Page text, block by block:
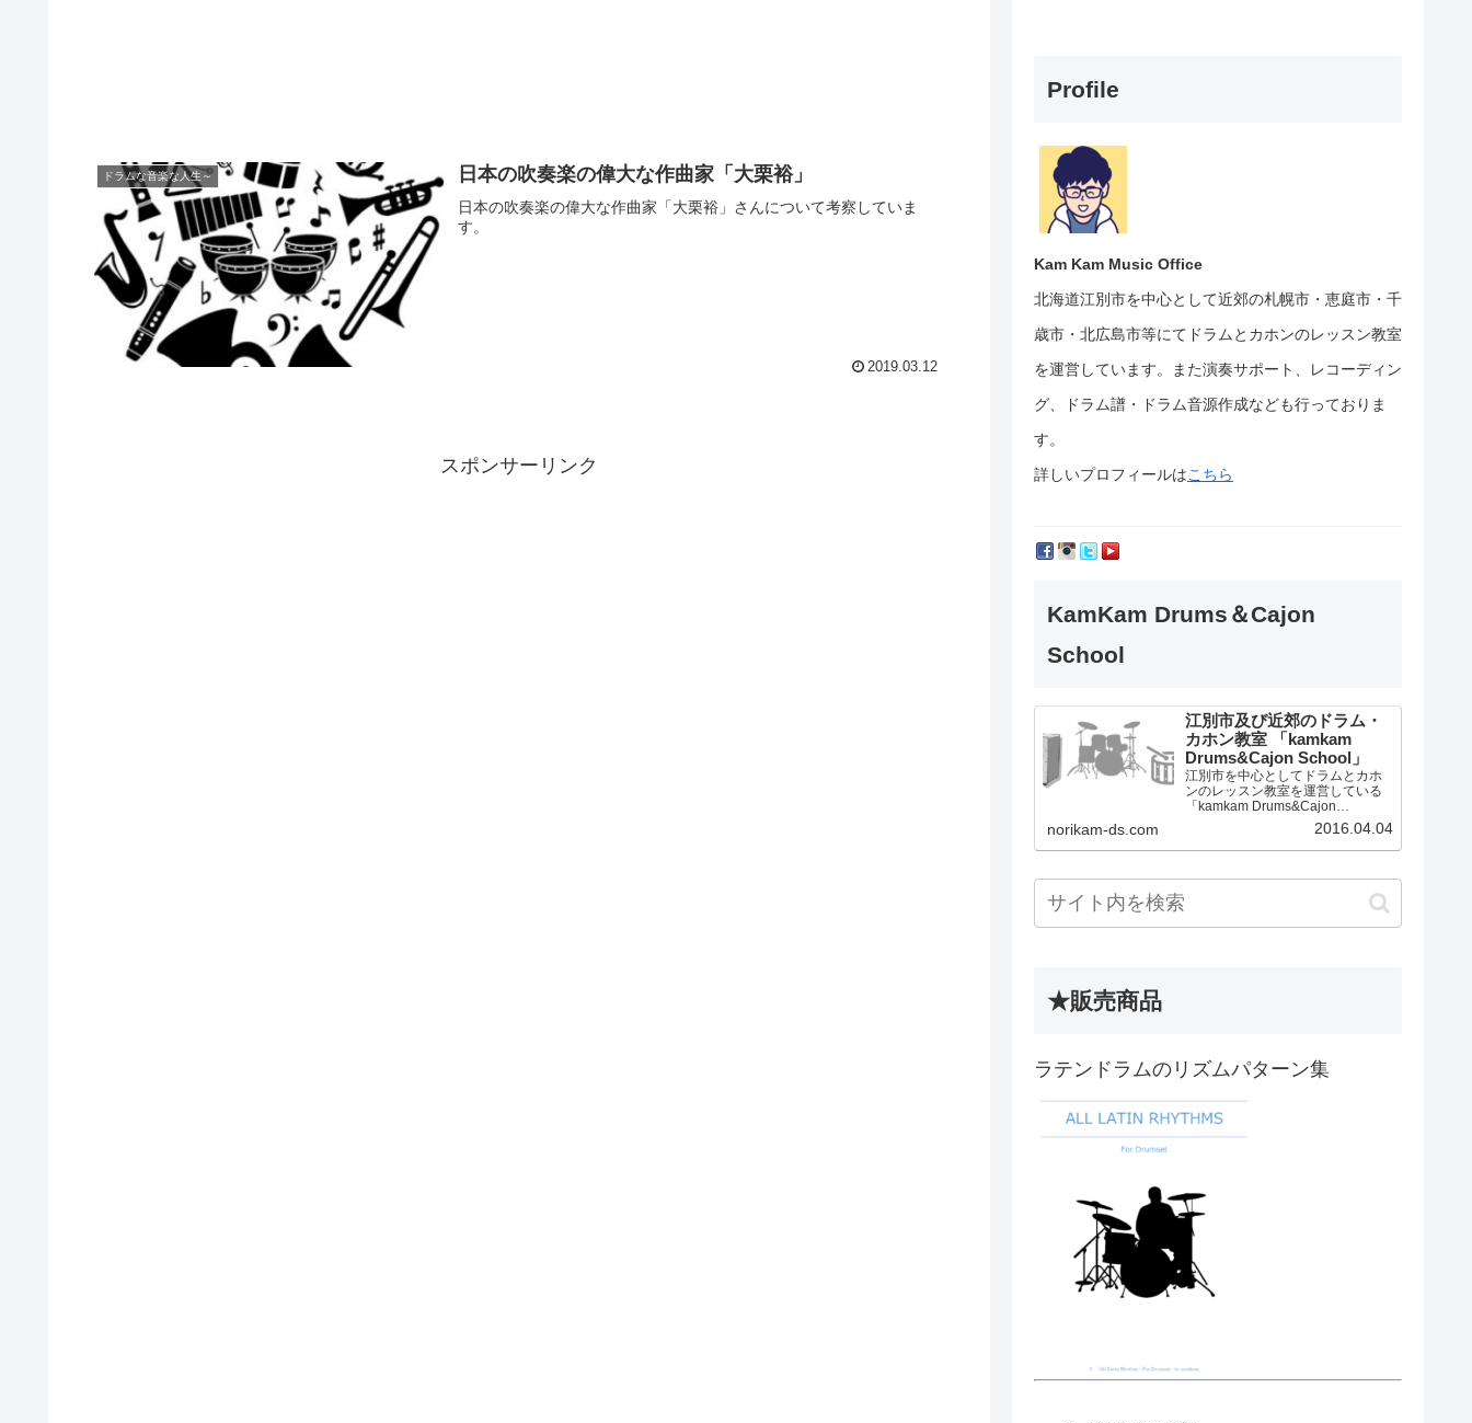
ドラムな音楽な人生～ 日本の吹奏楽の偉大な作曲家「大栗裕」
日本の吹奏楽の偉大な作曲家「大栗裕」さんについて考察していま
す。
2019.03.12
スポンサーリンク
Profile
Kam Kam Music Office
北海道江別市を中心として近郊の札幌市・恵庭市・千
歳市・北広島市等にて ドラムとカホンのレッスン教室
を運営しています。
また演奏サポート、レコーディン
グ、ドラム譜・ドラム音源作成なども行っておりま
す。
詳しいプロフィールはこちら
KamKam Drums＆Cajon
School
江別市及び近郊のドラム・
カホン教室 「kamkam
Drums&Cajon School」
江別市を中心としてドラムとカホ
ンのレッスン教室を運営している
「kamkam Drums&Cajon
norikam-ds.com 2016.04.04
★販売商品
ラテンドラムのリズムパターン集